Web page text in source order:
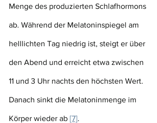
Menge des produzierten Schlafhormons
ab. Während der Melatoninspiegel am
helllichten Tag niedrig ist, steigt er über
den Abend und erreicht etwa zwischen
11 und 3 Uhr nachts den höchsten Wert.
Danach sinkt die Melatoninmenge im
Körper wieder ab [7].